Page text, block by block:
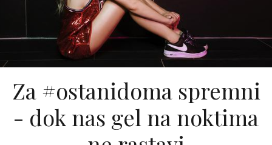
Za #ostanidoma spremni
- dok nas gel na noktima